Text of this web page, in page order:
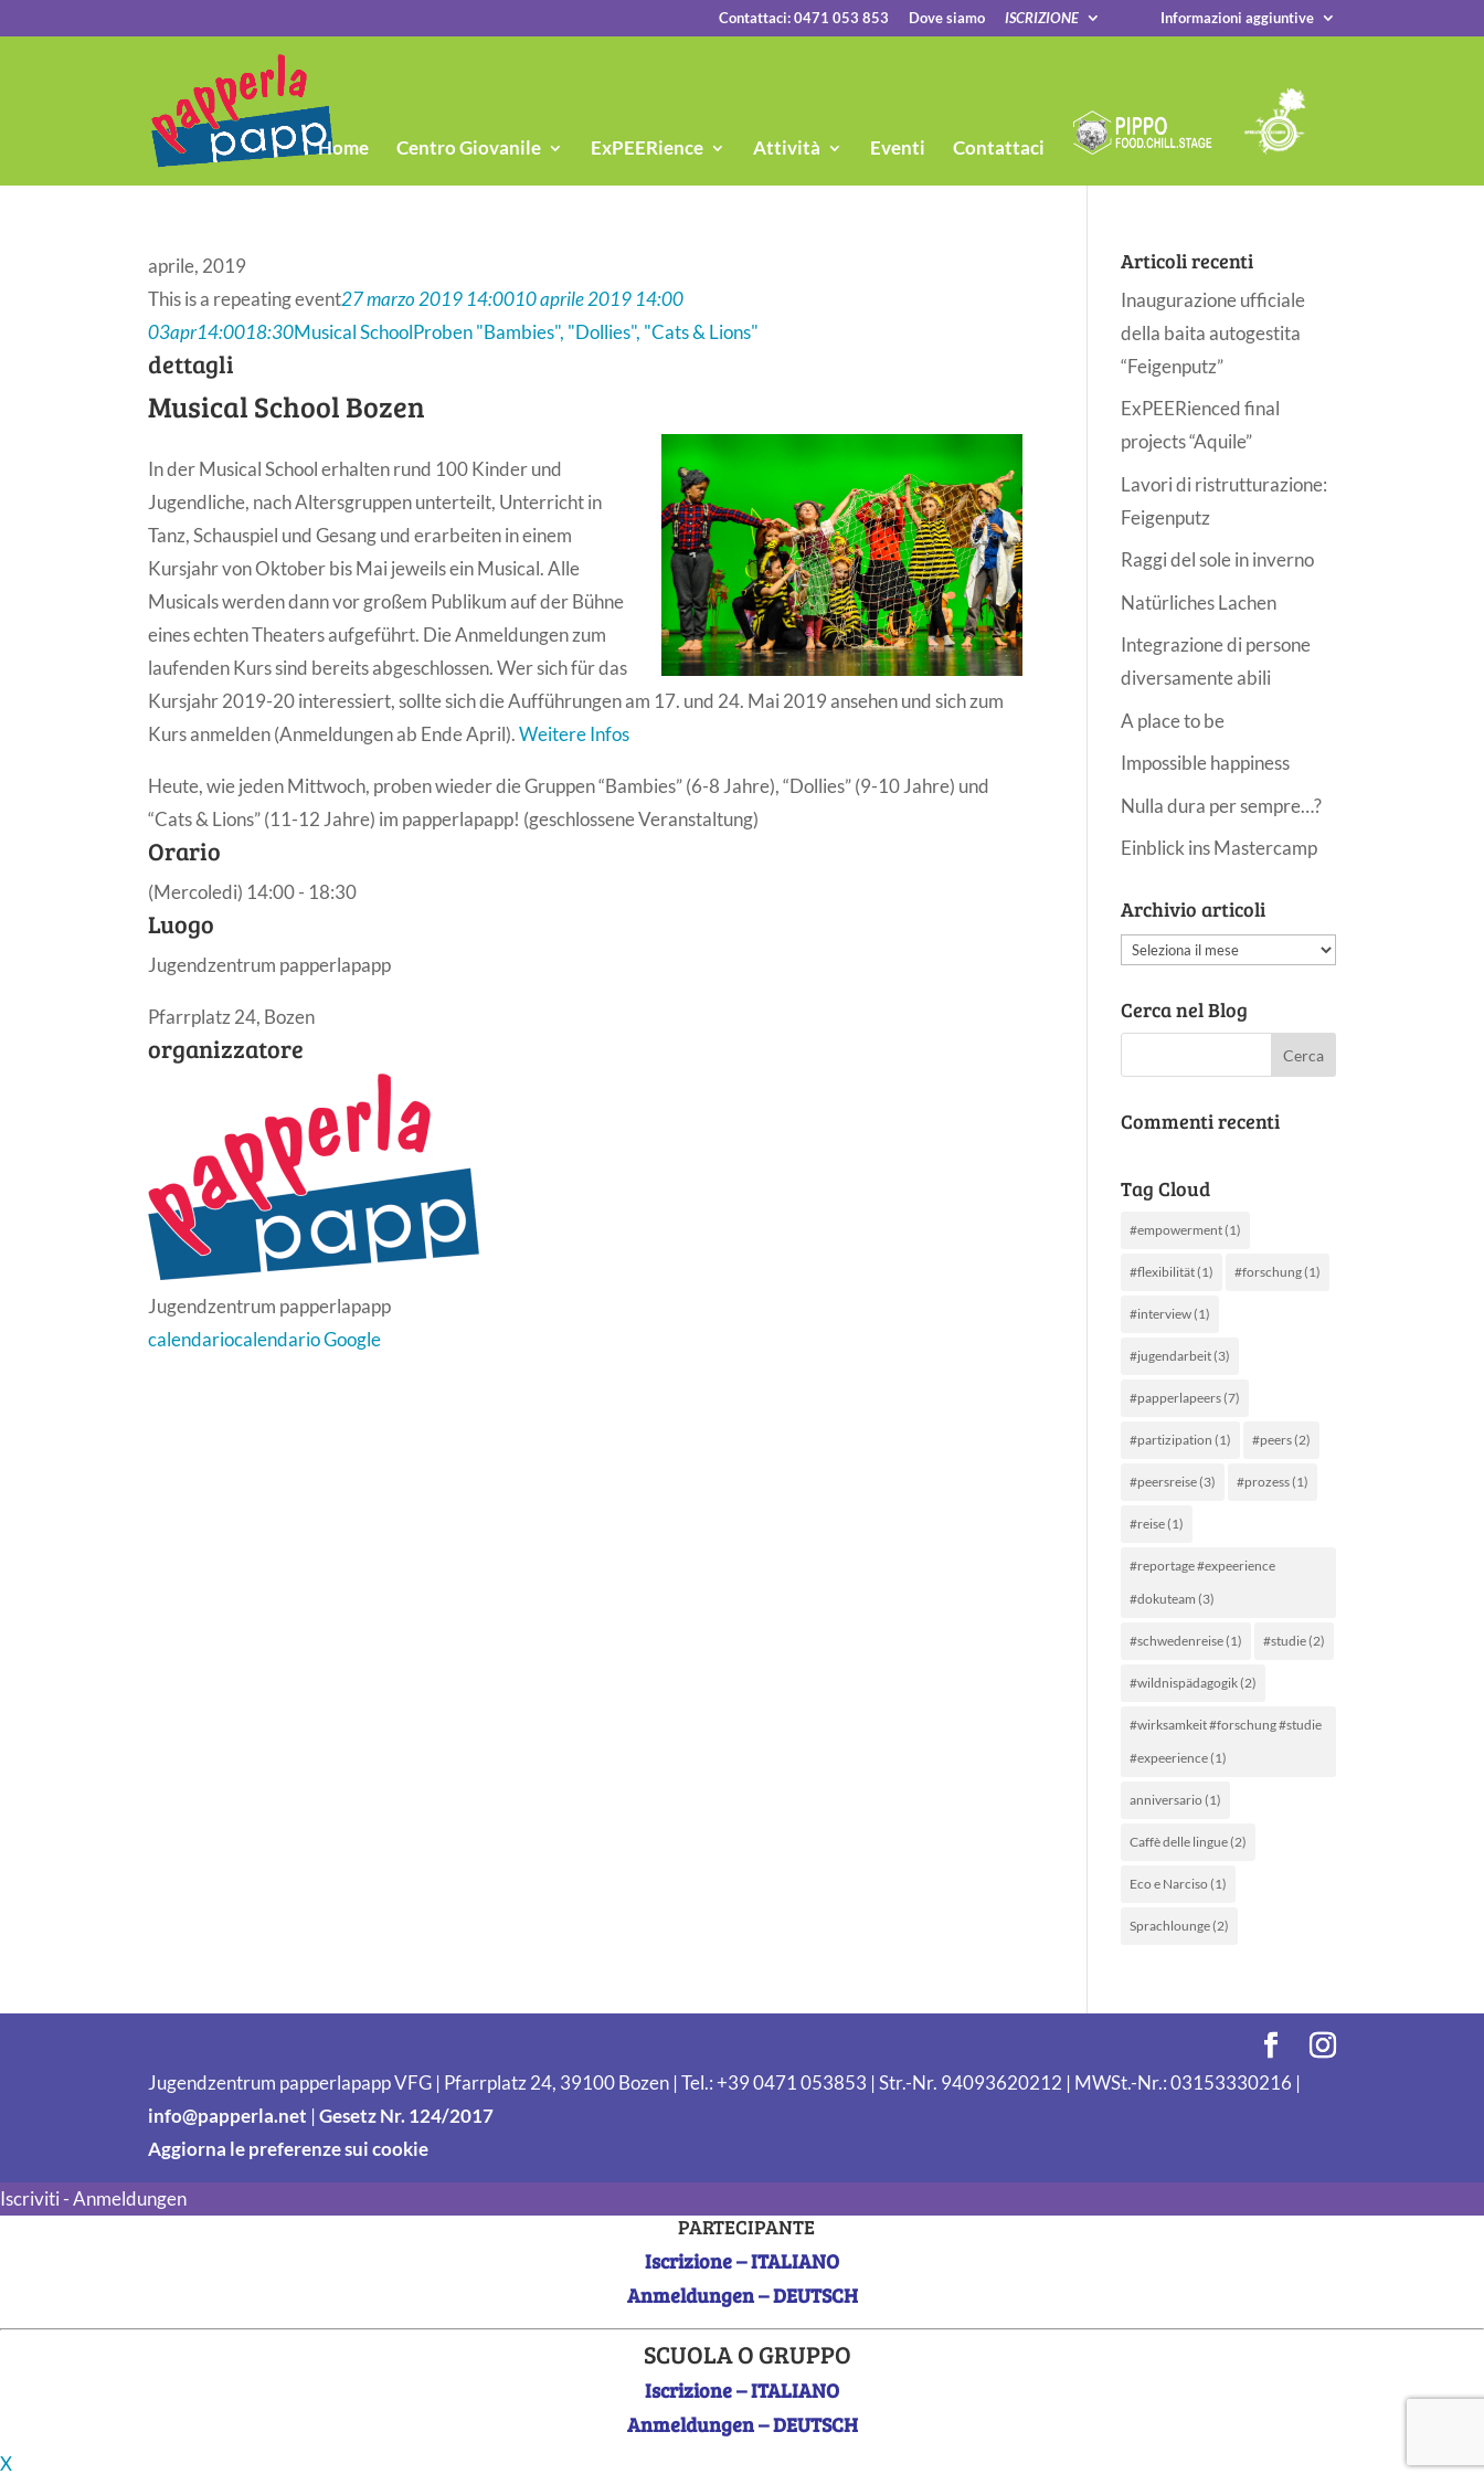
Contattaci: 0471 053 853 Dove siamo ISCRIZIONE Informazioni aggiuntive
Home Centro Giovanile ExPEERience Attività Eventi Contattaci
aprile, 2019
This is a repeating event27 marzo 2019 14:0010 aprile 2019 14:00
03apr14:0018:30Musical SchoolProben "Bambies", "Dollies", "Cats & Lions"
dettagli
Musical School Bozen
In der Musical School erhalten rund 100 Kinder und
Jugendliche, nach Altersgruppen unterteilt, Unterricht in
Tanz, Schauspiel und Gesang und erarbeiten in einem
Kursjahr von Oktober bis Mai jeweils ein Musical. Alle
Musicals werden dann vor großem Publikum auf der Bühne
eines echten Theaters aufgeführt. Die Anmeldungen zum
laufenden Kurs sind bereits abgeschlossen. Wer sich für das
Kursjahr 2019-20 interessiert, sollte sich die Aufführungen am 17. und 24. Mai 2019 ansehen und sich zum
Kurs anmelden (Anmeldungen ab Ende April).Weitere Infos
Heute, wie jeden Mittwoch, proben wieder die Gruppen “Bambies” (6-8 Jahre), “Dollies” (9-10 Jahre) und
“Cats & Lions” (11-12 Jahre) im papperlapapp! (geschlossene Veranstaltung)
Orario
(Mercoledi) 14:00 - 18:30
Luogo
Jugendzentrum papperlapapp
Pfarrplatz 24, Bozen
organizzatore
Jugendzentrum papperlapapp
calendariocalendario Google
Articoli recenti
Inaugurazione ufficiale
della baita autogestita
“Feigenputz”
ExPEERienced final
projects “Aquile”
Lavori di ristrutturazione:
Feigenputz
Raggi del sole in inverno
Natürliches Lachen
Integrazione di persone
diversamente abili
A place to be
Impossible happiness
Nulla dura per sempre…?
Einblick ins Mastercamp
Archivio articoli
Archivio
Cerca nel Blog
Commenti recenti
Tag Cloud
#empowerment(1)
#flexibilität(1) #forschung(1)
#interview(1)
#jugendarbeit(3)
#papperlapeers(7)
#partizipation (1) #peers(2)
#peersreise(3) #prozess(1)
#reise(1)
#reportage #expeerience
#dokuteam (3)
#schwedenreise(1) #studie(2)
#wildnispädagogik(2)
#wirksamkeit #forschung #studie
#expeerience(1)
anniversario (1)
Caffè delle lingue(2)
Eco e Narciso (1)
Sprachlounge(2)
Jugendzentrum papperlapapp VFG | Pfarrplatz 24, 39100 Bozen | Tel.: +39 0471 053853 | Str.-Nr. 94093620212 | MWSt.-Nr.: 03153330216 |
info@papperla.net |Gesetz Nr. 124/2017
Aggiorna le preferenze sui cookie
Iscriviti - Anmeldungen
PARTECIPANTE
Iscrizione – ITALIANO
Anmeldungen – DEUTSCH
SCUOLA O GRUPPO
Iscrizione – ITALIANO
Anmeldungen – DEUTSCH
X